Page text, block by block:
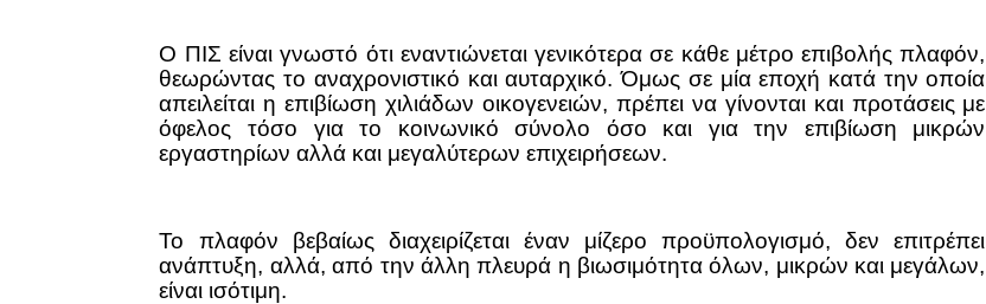
Ο ΠΙΣ είναι γνωστό ότι εναντιώνεται γενικότερα σε κάθε μέτρο επιβολής πλαφόν,
θεωρώντας το αναχρονιστικό και αυταρχικό. Όμως σε μία εποχή κατά την οποία
απειλείται η επιβίωση χιλιάδων οικογενειών, πρέπει να γίνονται και προτάσεις με
όφελος τόσο για το κοινωνικό σύνολο όσο και για την επιβίωση μικρών
εργαστηρίων αλλά και μεγαλύτερων επιχειρήσεων.
Το πλαφόν βεβαίως διαχειρίζεται έναν μίζερο προϋπολογισμό, δεν επιτρέπει
ανάπτυξη, αλλά, από την άλλη πλευρά η βιωσιμότητα όλων, μικρών και μεγάλων,
είναι ισότιμη.